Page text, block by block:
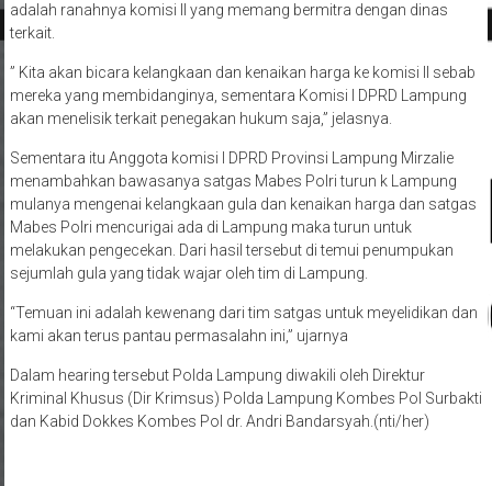
adalah ranahnya komisi II yang memang bermitra dengan dinas
terkait.
” Kita akan bicara kelangkaan dan kenaikan harga ke komisi II sebab
mereka yang membidanginya, sementara Komisi l DPRD Lampung
akan menelisik terkait penegakan hukum saja,” jelasnya.
Sementara itu Anggota komisi I DPRD Provinsi Lampung Mirzalie
menambahkan bawasanya satgas Mabes Polri turun k Lampung
mulanya mengenai kelangkaan gula dan kenaikan harga dan satgas
Mabes Polri mencurigai ada di Lampung maka turun untuk
melakukan pengecekan. Dari hasil tersebut di temui penumpukan
sejumlah gula yang tidak wajar oleh tim di Lampung.
“Temuan ini adalah kewenang dari tim satgas untuk meyelidikan dan
kami akan terus pantau permasalahn ini,” ujarnya
Dalam hearing tersebut Polda Lampung diwakili oleh Direktur
Kriminal Khusus (Dir Krimsus) Polda Lampung Kombes Pol Surbakti
dan Kabid Dokkes Kombes Pol dr. Andri Bandarsyah.(nti/her)